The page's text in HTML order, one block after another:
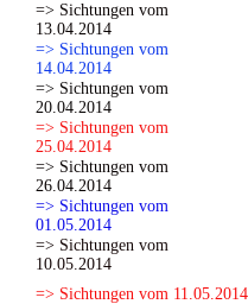
=> Sichtungen vom
13.04.2014
=> Sichtungen vom
14.04.2014
=> Sichtungen vom
20.04.2014
=> Sichtungen vom
25.04.2014
=> Sichtungen vom
26.04.2014
=> Sichtungen vom
01.05.2014
=> Sichtungen vom
10.05.2014
=> Sichtungen vom 11.05.2014